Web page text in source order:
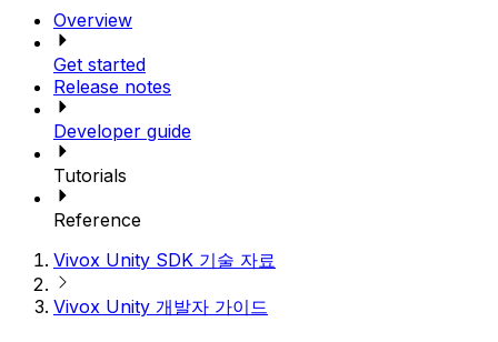
Overview
Get started
Release notes
Developer guide
Tutorials
Reference
Vivox Unity SDK 기술 자료
Vivox Unity 개발자 가이드